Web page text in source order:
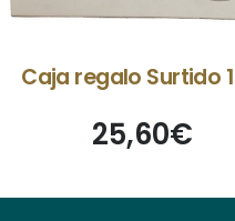
Caja regalo Surtido
25,60€